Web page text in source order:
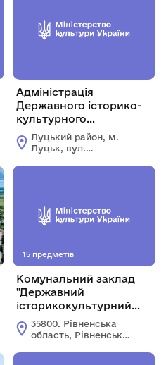
Адміністрація
Державного історико-
культурного
заповідника у м. Луцьку
Луцький район, м.
Луцьк, вул.
15 предметів
Комунальний заклад
"Державний
історикокультурний
заповідник міста
Острога" Рівненської
35800. Рівненська
область, Рівненський